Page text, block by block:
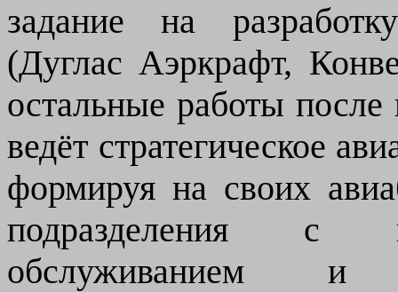
задание на
(Дуглас Аэркрафт,
остальные работы
ведёт стратегическое
формируя на своих
подразделения с
обслуживанием и